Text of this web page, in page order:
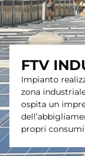
FTV
Impianto
zona
ospita un
propri